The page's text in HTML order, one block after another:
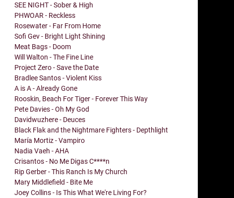
SEE NIGHT - Sober & High
PHWOAR - Reckless
Rosewater - Far From Home
Sofi Gev - Bright Light Shining
Meat Bags - Doom
Will Walton - The Fine Line
Project Zero - Save the Date
Bradlee Santos - Violent Kiss
A is A - Already Gone
Rooskin, Beach For Tiger - Forever This Way
Pete Davies - Oh My God
Davidwuzhere - Deuces
Black Flak and the Nightmare Fighters - Depthlight
María Mortiz - Vampiro
Nadia Vaeh - AHA
Crisantos - No Me Digas C****n
Rip Gerber - This Ranch Is My Church
Mary Middlefield - Bite Me
Joey Collins - Is This What We're Living For?